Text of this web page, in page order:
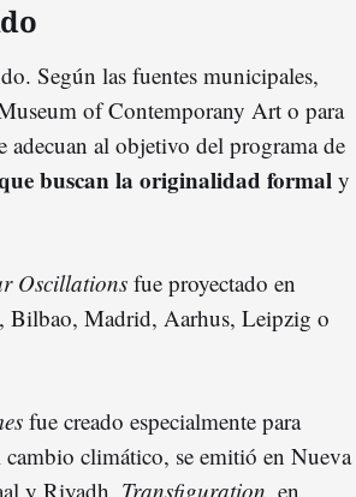
Según las fuentes municipales,
of Contemporany Art o para
adecuan al objetivo del programa de
buscan la originalidad formaly
Oscillations fue proyectado en
Bilbao, Madrid, Aarhus, Leipzig o
fue creado especialmente para
climático, se emitió en Nueva
y Riyadh. Transfiguration , en